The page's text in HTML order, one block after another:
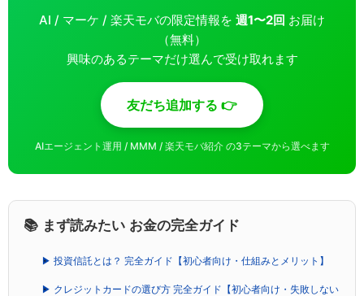
AI / マーケ / 楽天モバの限定情報を 週1〜2回 お届け
（無料）
興味のあるテーマだけ選んで受け取れます
友だち追加する 👉
AIエージェント運用 / MMM / 楽天モバ紹介 の3テーマから選べます
📚 まず読みたい お金の完全ガイド
▶ 投資信託とは？ 完全ガイド【初心者向け・仕組みとメリット】
▶ クレジットカードの選び方 完全ガイド【初心者向け・失敗しない